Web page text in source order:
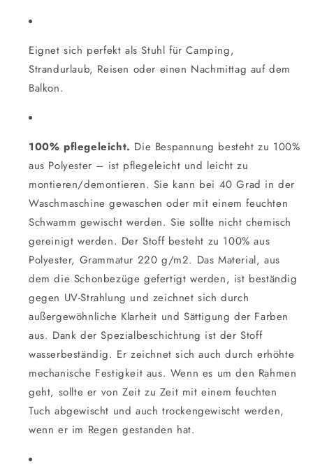
Eignet sich perfekt als Stuhl für Camping,
Strandurlaub, Reisen oder einen Nachmittag auf dem
Balkon.
100% pflegeleicht. Die Bespannung besteht zu 100%
aus Polyester – ist pflegeleicht und leicht zu
montieren/demontieren. Sie kann bei 40 Grad in der
Waschmaschine gewaschen oder mit einem feuchten
Schwamm gewischt werden. Sie sollte nicht chemisch
gereinigt werden. Der Stoff besteht zu 100% aus
Polyester, Grammatur 220 g/m2. Das Material, aus
dem die Schonbezüge gefertigt werden, ist beständig
gegen UV-Strahlung und zeichnet sich durch
außergewöhnliche Klarheit und Sättigung der Farben
aus. Dank der Spezialbeschichtung ist der Stoff
wasserbeständig. Er zeichnet sich auch durch erhöhte
mechanische Festigkeit aus. Wenn es um den Rahmen
geht, sollte er von Zeit zu Zeit mit einem feuchten
Tuch abgewischt und auch trockengewischt werden,
wenn er im Regen gestanden hat.